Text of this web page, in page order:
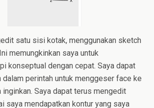
satu sisi kotak, menggunakan sketch
memungkinkan saya untuk
konseptual dengan cepat. Saya dapat
perintah untuk menggeser face ke
Saya dapat terus mengedit
saya mendapatkan kontur yang saya